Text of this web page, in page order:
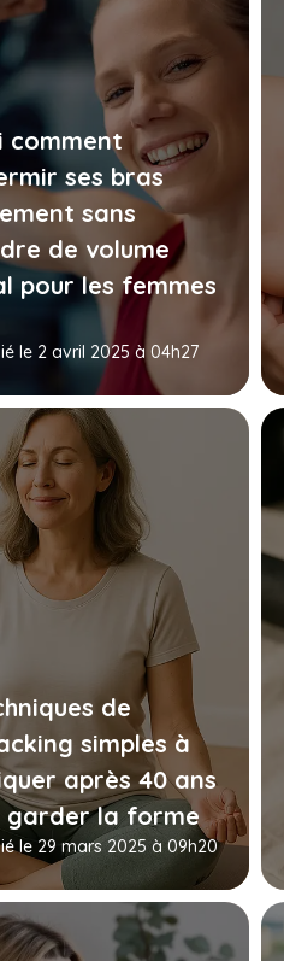
comment
ses bras
sans
de volume
pour les femmes
le 2 avril 2025 à 04h27
de
simples à
après 40 ans
garder la forme
le 29 mars 2025 à 09h20